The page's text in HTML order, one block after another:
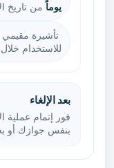
يوماًمن تاريخ
تأشيرة
للاستخدام خلال
بعد الإلغاء
فور إتمام عملية
بنفس جوازك أو